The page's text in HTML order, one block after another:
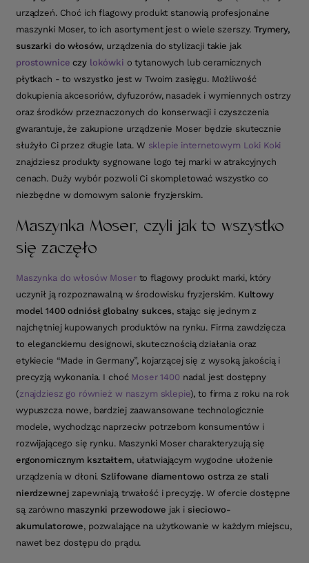
urządzeń. Choć ich flagowy produkt stanowią profesjonalne
maszynki Moser, to ich asortyment jest o wiele szerszy.Trymery,
suszarki do włosów, urządzenia do stylizacji takie jak
prostownice czy lokówki o tytanowych lub ceramicznych
płytkach - to wszystko jest w Twoim zasięgu. Możliwość
dokupienia akcesoriów, dyfuzorów, nasadek i wymiennych ostrzy
oraz środków przeznaczonych do konserwacji i czyszczenia
gwarantuje, że zakupione urządzenie Moser będzie skutecznie
służyło Ci przez długie lata. W sklepie internetowym Loki Koki
znajdziesz produkty sygnowane logo tej marki w atrakcyjnych
cenach. Duży wybór pozwoli Ci skompletować wszystko co
niezbędne w domowym salonie fryzjerskim.
Maszynka Moser, czyli jak to wszystko
się zaczęło
Maszynka do włosów Moserto flagowy produkt marki, który
uczynił ją rozpoznawalną w środowisku fryzjerskim. Kultowy
model 1400 odniósł globalny sukces, stając się jednym z
najchętniej kupowanych produktów na rynku. Firma zawdzięcza
to eleganckiemu designowi, skutecznością działania oraz
etykiecie “Made in Germany”, kojarzącej się z wysoką jakością i
precyzją wykonania. I choć Moser 1400 nadal jest dostępny
(znajdziesz go również w naszym sklepie), to firma z roku na rok
wypuszcza nowe, bardziej zaawansowane technologicznie
modele, wychodząc naprzeciw potrzebom konsumentów i
rozwijającego się rynku. Maszynki Moser charakteryzują się
ergonomicznym kształtem, ułatwiającym wygodne ułożenie
urządzenia w dłoni.Szlifowane diamentowo ostrza ze stali
nierdzewnej zapewniają trwałość i precyzję. W ofercie dostępne
są zarówno maszynki przewodowe jak i sieciowo-
akumulatorowe, pozwalające na użytkowanie w każdym miejscu,
nawet bez dostępu do prądu.